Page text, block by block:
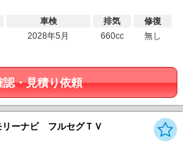
車検
2028年5月
排気
660cc
修復
無し
認・見積り依頼
ーナビ フルセグＴＶ